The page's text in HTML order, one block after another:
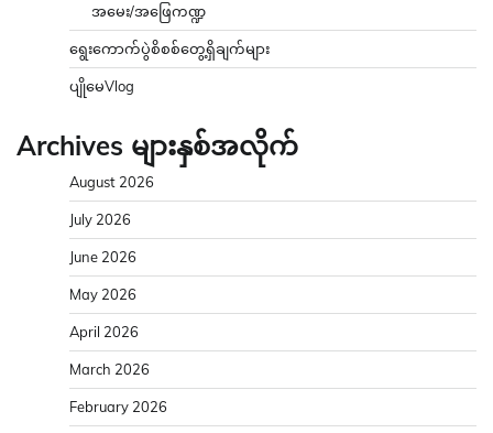
အမေး/အဖြေကဏ္ဍ
ရွေးကောက်ပွဲစိစစ်တွေ့ရှိချက်များ
ပျိုမေVlog
Archives များနှစ်အလိုက်
August 2026
July 2026
June 2026
May 2026
April 2026
March 2026
February 2026